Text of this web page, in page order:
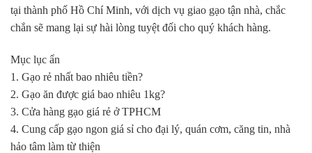
tại thành phố Hồ Chí Minh, với dịch vụ giao gạo tận nhà, chắc
chắn sẽ mang lại sự hài lòng tuyệt đối cho quý khách hàng.
Mục lục ẩn
1. Gạo rẻ nhất bao nhiêu tiền?
2. Gạo ăn được giá bao nhiêu 1kg?
3. Cửa hàng gạo giá rẻ ở TPHCM
4. Cung cấp gạo ngon giá sỉ cho đại lý, quán cơm, căng tin, nhà
hảo tâm làm từ thiện